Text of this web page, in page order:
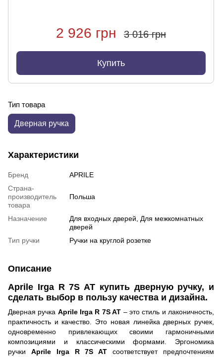
2 926 грн 3 016 грн
Купить
Тип товара
Дверная ручка
Характеристики
Бренд
APRILE
Страна-
производитель
товара
Польша
Назначение
Для входных дверей, Для межкомнатных
дверей
Тип ручки
Ручки на круглой розетке
Описание
Aprile Irga R 7S AT купить дверную ручку, и
сделать выбор в пользу качества и дизайна.
Дверная ручка Aprile Irga R 7S AT – это стиль и лаконичность,
практичность и качество. Это новая линейка дверных ручек,
одновременно привлекающих своими гармоничными
композициями и классическими формами. Эргономика
ручки Aprile Irga R 7S ATсоответствует предпочтениям